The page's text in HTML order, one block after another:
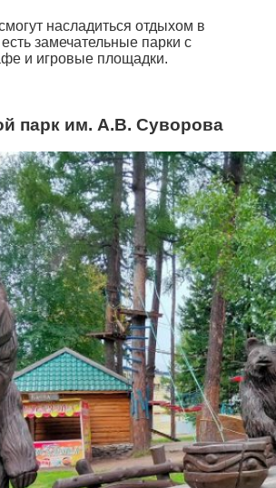
насладиться отдыхом в
замечательные парки с
и игровые площадки.
парк им. А.В. Суворова